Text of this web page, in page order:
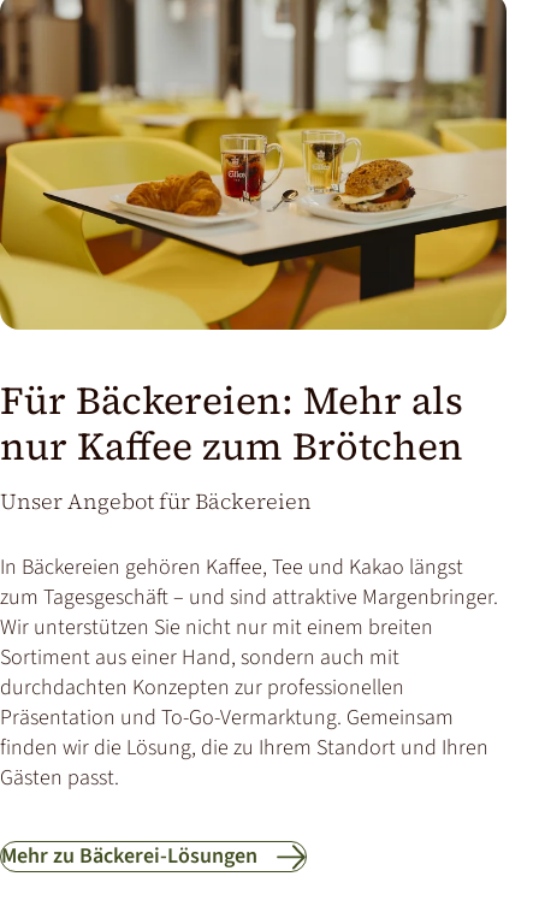
Für Bäckereien: Mehr als
nur Kaffee zum Brötchen
Unser Angebot für Bäckereien
In Bäckereien gehören Kaffee, Tee und Kakao längst
zum Tagesgeschäft – und sind attraktive Margenbringer.
Wir unterstützen Sie nicht nur mit einem breiten
Sortiment aus einer Hand, sondern auch mit
durchdachten Konzepten zur professionellen
Präsentation und To-Go-Vermarktung. Gemeinsam
finden wir die Lösung, die zu Ihrem Standort und Ihren
Gästen passt.
Mehr zu Bäckerei-Lösungen